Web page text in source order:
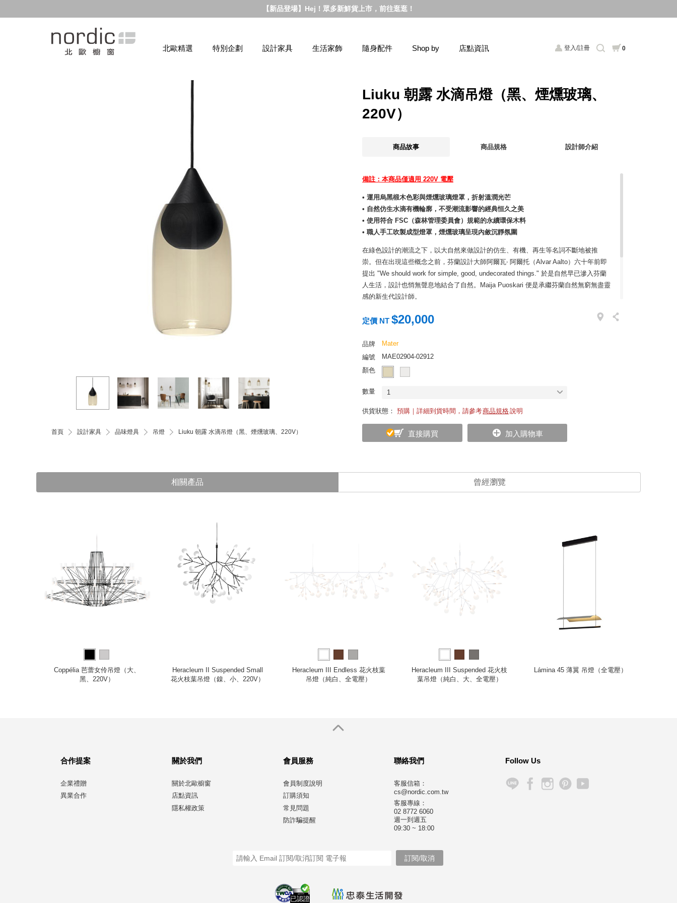
【新品登場】Hej！眾多新鮮貨上市，前往逛逛！
登入/註冊 0
北歐精選 特別企劃 設計家具 生活家飾 隨身配件 Shop by 店點資訊
首頁 設計家具 品味燈具 吊燈 Liuku 朝露 水滴吊燈（黑、煙燻玻璃、220V）
Liuku 朝露 水滴吊燈（黑、煙燻玻璃、
220V）
商品故事 商品規格 設計師介紹
備註：本商品僅適用 220V 電壓
• 運用烏黑椴木色彩​與煙燻玻璃燈罩，折射溫潤光芒
• 自然仿生水滴有機輪廓​， 不受潮流影響的經典恒久之美
• 使用符合 FSC（森林管理委員會）規範的永續環保木料
• 職人手工吹製成型燈罩，煙燻玻璃呈現內斂沉靜氛圍
在綠色設計的潮流之下，以大自然來做設計的仿生、有機、再生等名詞不斷地被推
崇。但在出現這些概念之前，芬蘭設計大師阿爾瓦‧ 阿爾托（Alvar Aalto）六十年前即
提出 "We should work for simple, good, undecorated things." 於是自然早已滲入芬蘭
人生活，設計也悄無聲息地結合了自然。Maija Puoskari 便是承繼芬蘭自然無窮無盡靈
感的新生代設計師。
Liuku 吊燈完整表現出芬蘭設計的純粹、簡潔和洗鍊，亦是取材於大自然該有的精神。
製程上從符合 FSC（森林管理委員會）規範的可伐林中取得椴木原料，打造素雅的燈
隱折射透露溫潤光芒，點亮您的日常心情。
定價 NT $20,000
品牌
Mater
編號
MAE02904-02912
顏色
數量 1
供貨狀態： 預購｜詳細到貨時間，請參考商品規格說明
直接購買 加入購物車
相關產品 曾經瀏覽
Coppélia 芭蕾女伶吊燈（大、
黑、220V）
Heracleum II Suspended Small
花火枝葉吊燈（鎳、小、220V）
Heracleum III Endless 花火枝葉
吊燈（純白、全電壓）
Heracleum III Suspended 花火枝
葉吊燈（純白、大、全電壓）
Lámina 45 薄翼 吊燈（全電壓）
合作提案
企業禮贈
異業合作
關於我們
關於北歐櫥窗
店點資訊
隱私權政策
會員服務
會員制度說明
訂購須知
常見問題
防詐騙提醒
聯絡我們
客服信箱：
cs@nordic.com.tw
客服專線：
02 8772 6060
週一到週五
09:30 ~ 18:00
Follow Us
已認證